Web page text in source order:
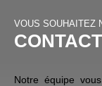
VOUS SOUHAITEZ
Notre équipe